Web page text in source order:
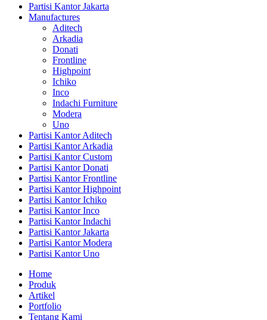
Partisi Kantor Jakarta
Manufactures
Aditech
Arkadia
Donati
Frontline
Highpoint
Ichiko
Inco
Indachi Furniture
Modera
Uno
Partisi Kantor Aditech
Partisi Kantor Arkadia
Partisi Kantor Custom
Partisi Kantor Donati
Partisi Kantor Frontline
Partisi Kantor Highpoint
Partisi Kantor Ichiko
Partisi Kantor Inco
Partisi Kantor Indachi
Partisi Kantor Jakarta
Partisi Kantor Modera
Partisi Kantor Uno
Home
Produk
Artikel
Portfolio
Tentang Kami